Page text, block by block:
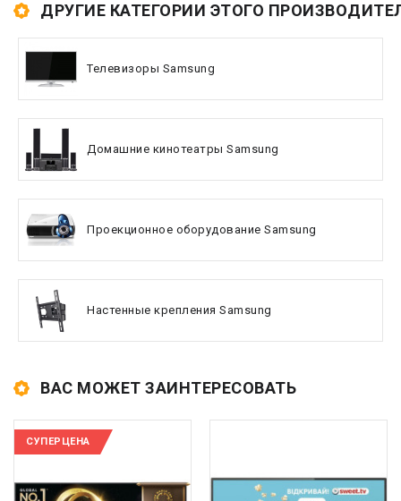
ДРУГИЕ КАТЕГОРИИ ЭТОГО
Телевизоры Samsung
Домашние кинотеатры Samsung
Проекционное оборудование Samsung
Настенные крепления Samsung
ВАС МОЖЕТ ЗАИНТЕРЕСОВАТЬ
СУПЕРЦЕНА